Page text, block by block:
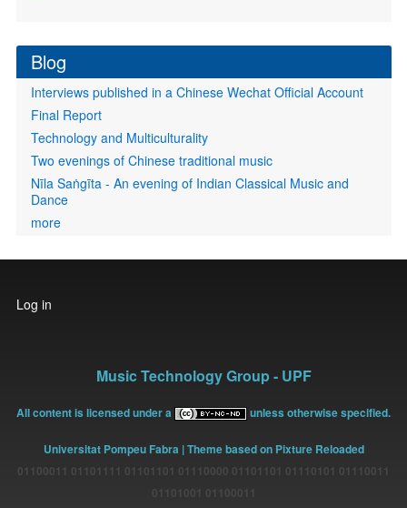
Blog
Interviews published in a Chinese Wechat Official Account
Final Report
Technology and Multiculturality
Two evenings of Chinese traditional music
Nīla Saṅgīta - An evening of Indian Classical Music and
Dance
more
User
account
Log in
Music Technology Group - UPF
All content is licensed under a unless otherwise specified.
Universitat Pompeu Fabra | Theme based on Pixture Reloaded
01100011 01101111 01101101 01110000 01101101 01110101 01110011